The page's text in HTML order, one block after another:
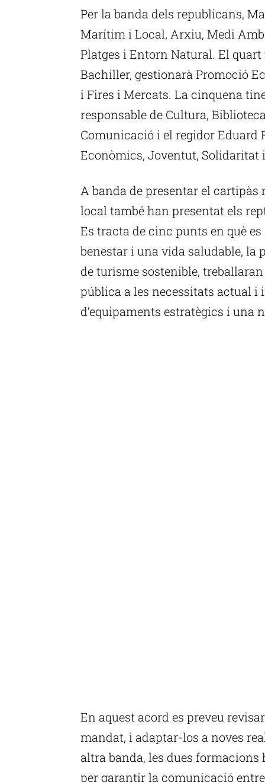
Per la banda dels republicans,
Marítim i Local, Arxiu, Medi
Platges i Entorn Natural. El
Bachiller, gestionarà Promoció
i Fires i Mercats. La cinquena
responsable de Cultura,
Comunicació i el regidor Eduard
Econòmics, Joventut, Solidaritat
A banda de presentar el
local també han presentat els
Es tracta de cinc punts en què
benestar i una vida saludable,
de turisme sostenible,
pública a les necessitats actual
d’equipaments estratègics i una
En aquest acord es preveu
mandat, i adaptar-los a noves
altra banda, les dues
per garantir la comunicació